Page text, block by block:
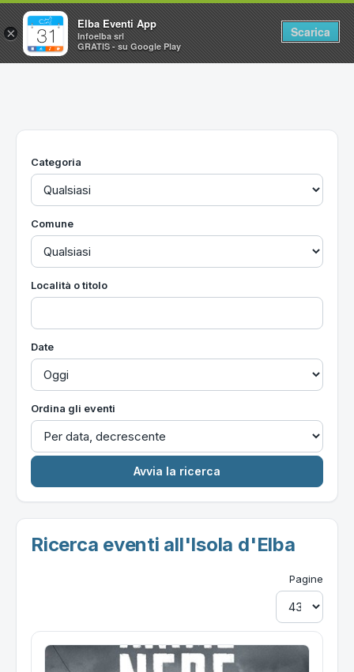
Home
Utilità
Categoria
Comune
Località o titolo
Date
Ordina gli eventi
Ricerca eventi all'Isola d'Elba
Pagine
×
Elba Eventi App
Infoelba srl
GRATIS - su Google Play
Scarica